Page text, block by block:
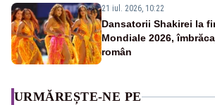
21 iul. 2026, 10:22
Dansatorii Shakirei la
Mondiale 2026,
român
URMĂREȘTE-NE PE